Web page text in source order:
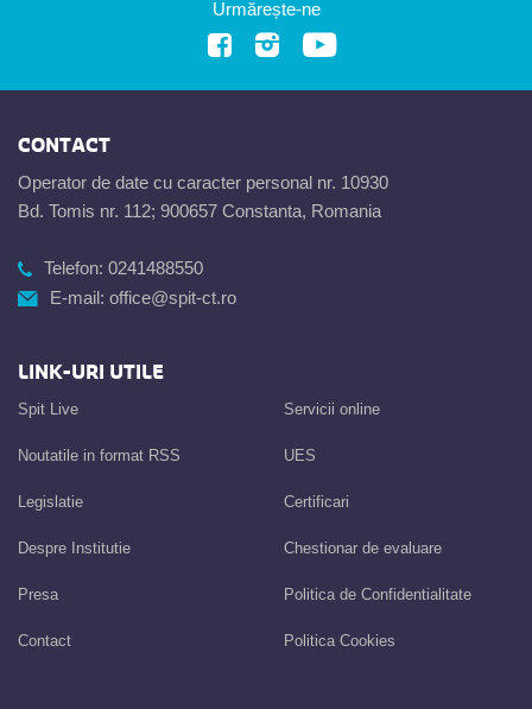
Urmărește-ne
CONTACT
Operator de date cu caracter personal nr. 10930
Bd. Tomis nr. 112; 900657 Constanta, Romania
Telefon: 0241488550
E-mail: office@spit-ct.ro
LINK-URI UTILE
Spit Live
Noutatile in format RSS
Legislatie
Despre Institutie
Presa
Contact
Servicii online
UES
Certificari
Chestionar de evaluare
Politica de Confidentialitate
Politica Cookies